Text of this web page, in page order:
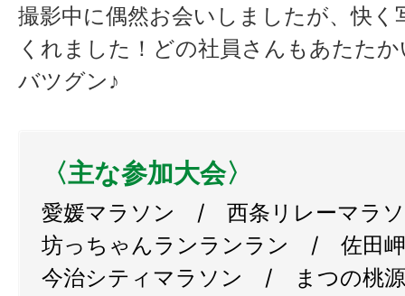
撮影中に偶然お会いしましたが、快く
くれました！どの社員さんもあたた
バツグン♪
〈主な参加大会〉
愛媛マラソン / 西条リレーマラ
坊っちゃんランランラン / 佐田
今治シティマラソン / まつの桃